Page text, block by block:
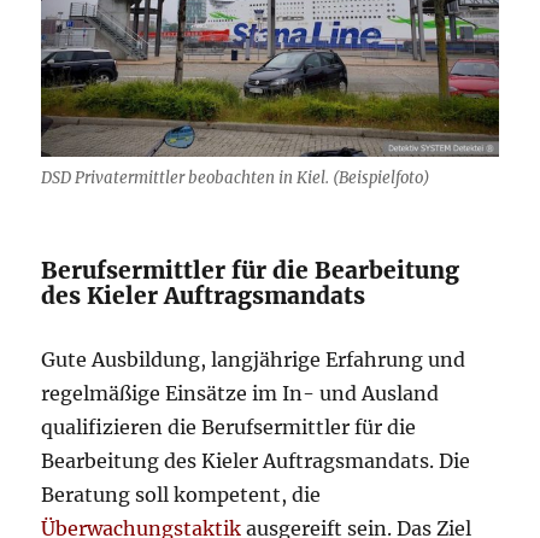
DSD Privatermittler beobachten in Kiel. (Beispielfoto)
Berufsermittler für die Bearbeitung
des Kieler Auftragsmandats
Gute Ausbildung, langjährige Erfahrung und
regelmäßige Einsätze im In- und Ausland
qualifizieren die Berufsermittler für die
Bearbeitung des Kieler Auftragsmandats. Die
Beratung soll kompetent, die
Überwachungstaktik ausgereift sein. Das Ziel